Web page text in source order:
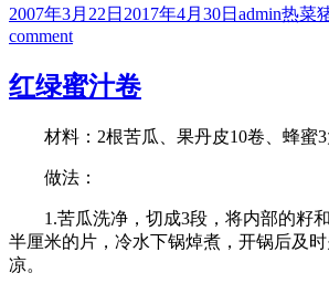
Posted
on
2007年3月22日 2017年4月30日 Author
admin热菜
commenton
瓜
焖
豉
油
肉
红绿蜜汁卷
材料：2根苦瓜、果丹皮10卷、蜂蜜3
做法：
1.苦瓜洗净，切成3段，将内部的籽
半厘米的片，冷水下锅焯煮，开锅后及
凉。